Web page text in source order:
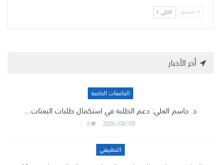
السابق التالي
أخر الأخبار
الجامعات الخاصة
د. جاسم العلي: دعم الطلبة في استكمال طلبات البعثات…
2026/08/09
3
التطبيقي